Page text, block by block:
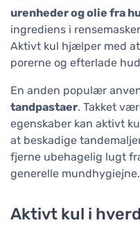
urenheder og olie fra
ingrediens i
Aktivt kul hjælper med
porerne og efterlade
En anden populær
tandpastaer. Takket
egenskaber kan aktivt
at beskadige
fjerne ubehagelig lugt
generelle mundhygiejne.
Aktivt kul i